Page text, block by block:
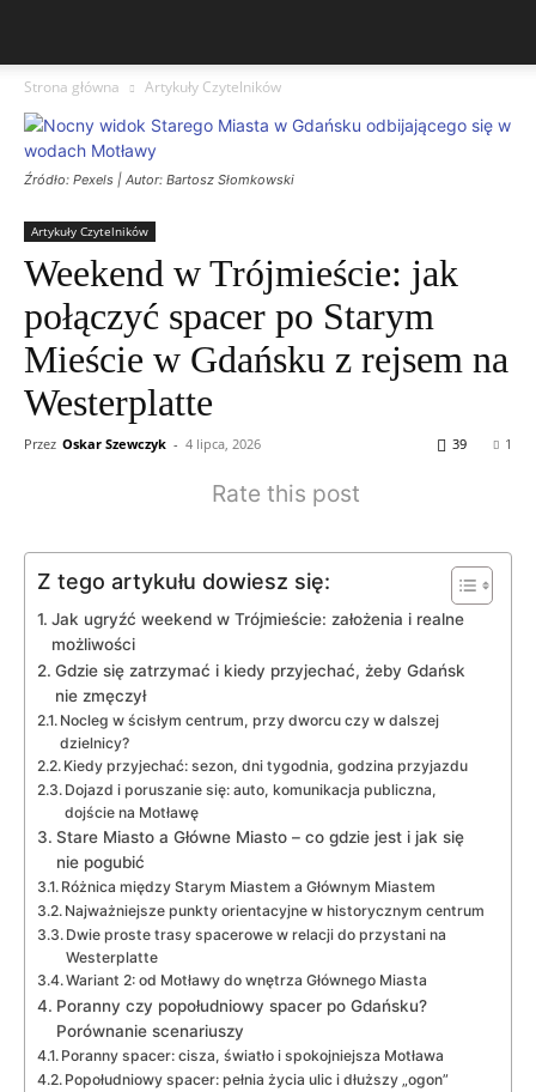
Strona główna Artykuły Czytelników
Źródło: Pexels | Autor: Bartosz Słomkowski
Artykuły Czytelników
Weekend w Trójmieście: jak
połączyć spacer po Starym
Mieście w Gdańsku z rejsem na
Westerplatte
Przez Oskar Szewczyk - 4 lipca, 2026 1
39
Rate this post
Z tego artykułu dowiesz się:
Jak ugryźć weekend w Trójmieście: założenia i realne
możliwości
Gdzie się zatrzymać i kiedy przyjechać, żeby Gdańsk
nie zmęczył
Nocleg w ścisłym centrum, przy dworcu czy w dalszej
dzielnicy?
Kiedy przyjechać: sezon, dni tygodnia, godzina przyjazdu
Dojazd i poruszanie się: auto, komunikacja publiczna,
dojście na Motławę
Stare Miasto a Główne Miasto – co gdzie jest i jak się
nie pogubić
Różnica między Starym Miastem a Głównym Miastem
Najważniejsze punkty orientacyjne w historycznym centrum
Dwie proste trasy spacerowe w relacji do przystani na
Westerplatte
Wariant 2: od Motławy do wnętrza Głównego Miasta
Poranny czy popołudniowy spacer po Gdańsku?
Porównanie scenariuszy
Poranny spacer: cisza, światło i spokojniejsza Motława
Popołudniowy spacer: pełnia życia ulic i dłuższy „ogon”